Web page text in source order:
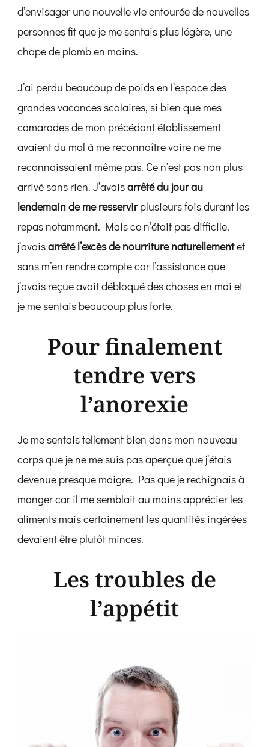
d’envisager une nouvelle vie entourée de nouvelles
personnes fit que je me sentais plus légère, une
chape de plomb en moins.
J’ai perdu beaucoup de poids en l’espace des
grandes vacances scolaires, si bien que mes
camarades de mon précédant établissement
avaient du mal à me reconnaître voire ne me
reconnaissaient même pas. Ce n’est pas non plus
arrivé sans rien. J’avaisarrêté du jour au
lendemain de me resservirplusieurs fois durant les
repas notamment. Mais ce n’était pas difficile,
j’avaisarrêté l’excès de nourriture naturellementet
sans m’en rendre compte car l’assistance que
j’avais reçue avait débloqué des choses en moi et
je me sentais beaucoup plus forte.
Pour finalement
tendre vers
l’anorexie
Je me sentais tellement bien dans mon nouveau
corps que je ne me suis pas aperçue que j’étais
devenue presque maigre. Pas que je rechignais à
manger car il me semblait au moins apprécier les
aliments mais certainement les quantités ingérées
devaient être plutôt minces.
Les troubles de
l’appétit